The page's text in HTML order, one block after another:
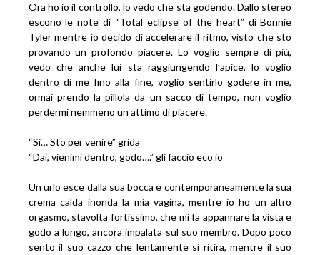
Ora ho io il controllo, lo vedo che sta godendo. Dallo stereo
escono le note di “Total eclipse of the heart” di Bonnie
Tyler mentre io decido di accelerare il ritmo, visto che sto
provando un profondo piacere. Lo voglio sempre di più,
vedo che anche lui sta raggiungendo l’apice, lo voglio
dentro di me fino alla fine, voglio sentirlo godere in me,
ormai prendo la pillola da un sacco di tempo, non voglio
perdermi nemmeno un attimo di piacere.
“Si… Sto per venire” grida
“Dai, vienimi dentro, godo….” gli faccio eco io
Un urlo esce dalla sua bocca e contemporaneamente la sua
crema calda inonda la mia vagina, mentre io ho un altro
orgasmo, stavolta fortissimo, che mi fa appannare la vista e
godo a lungo, ancora impalata sul suo membro. Dopo poco
sento il suo cazzo che lentamente si ritira, mentre il suo